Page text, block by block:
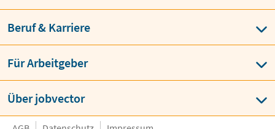
Beruf & Karriere
Für Arbeitgeber
Über jobvector